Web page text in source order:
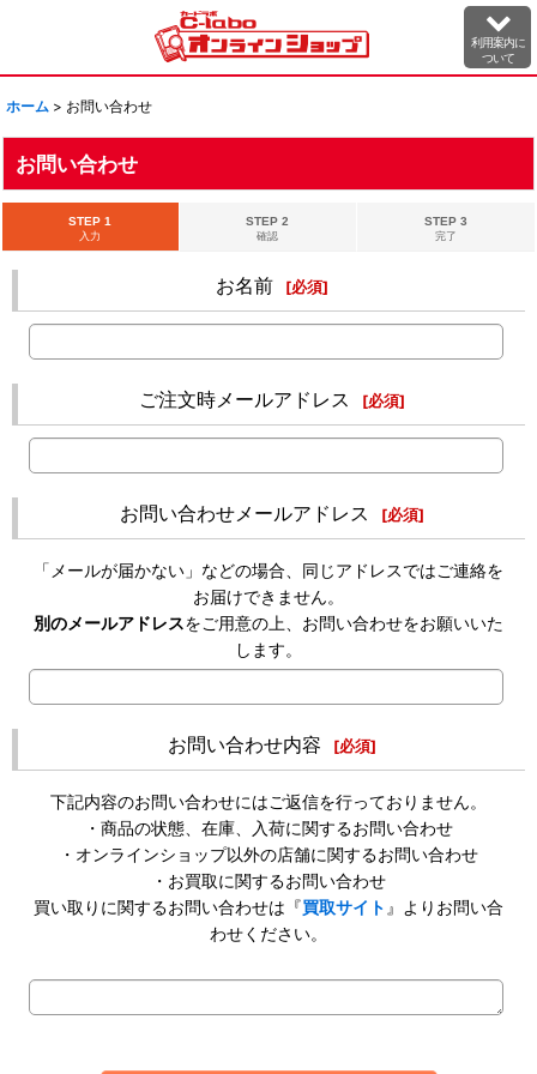
利用案内に
ついて
ホーム > お問い合わせ
お問い合わせ
STEP 1
入力
STEP 2
確認
STEP 3
完了
お名前 [必須]
ご注文時メールアドレス [必須]
お問い合わせメールアドレス [必須]
「メールが届かない」などの場合、同じアドレスではご連絡を
お届けできません。
別のメールアドレスをご用意の上、お問い合わせをお願いいた
します。
お問い合わせ内容 [必須]
下記内容のお問い合わせにはご返信を行っておりません。
・商品の状態、在庫、入荷に関するお問い合わせ
・オンラインショップ以外の店舗に関するお問い合わせ
・お買取に関するお問い合わせ
買い取りに関するお問い合わせは『買取サイト 』よりお問い合
わせください。